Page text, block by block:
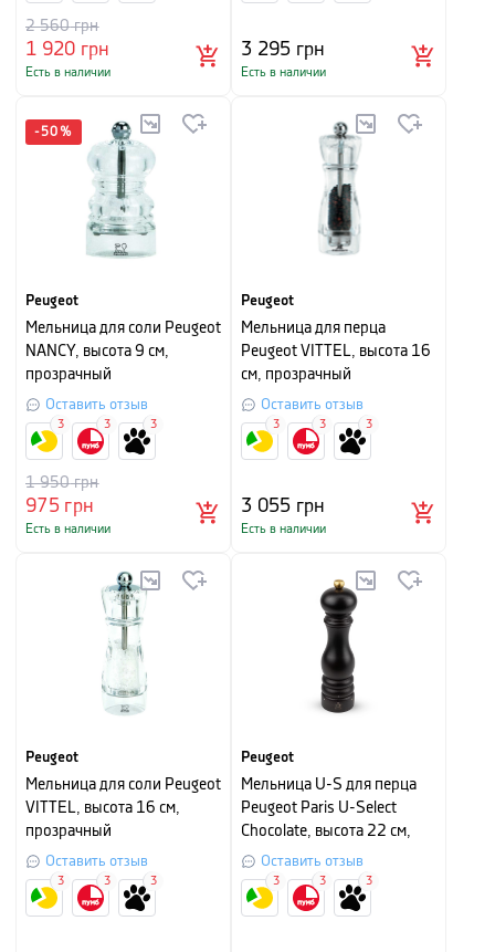
1 920 грн
2 560грн
Есть в наличии
3 295 грн
Есть в наличии
-50 %
Peugeot
Мельница для соли Peugeot
NANCY, высота 9 см,
прозрачный
Оставить отзыв
975грн
1 950грн
Есть в наличии
3 3 3
Peugeot
Мельница для перца
Peugeot VITTEL, высота 16
см, прозрачный
Оставить отзыв
3 055 грн
Есть в наличии
3 3 3
Peugeot
Мельница для соли Peugeot
VITTEL, высота 16 см,
прозрачный
Оставить отзыв
3 3 3
Peugeot
Мельница U-S для перца
Peugeot Paris U-Select
Chocolate, высота 22 см,
шоколадный
Оставить отзыв
3 3 3